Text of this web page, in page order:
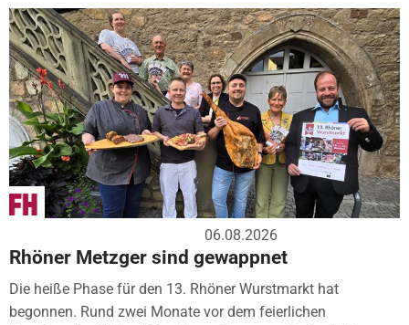
06.08.2026
Rhöner Metzger sind gewappnet
Die heiße Phase für den 13. Rhöner Wurstmarkt hat
begonnen. Rund zwei Monate vor dem feierlichen